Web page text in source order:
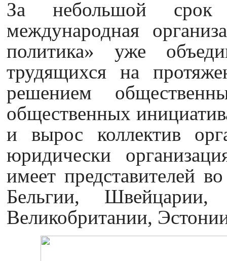
За небольшой срок
международная
политика» уже
трудящихся на
решением
общественных
и вырос коллектив
юридически
имеет представителей
Бельгии,
Великобритании,